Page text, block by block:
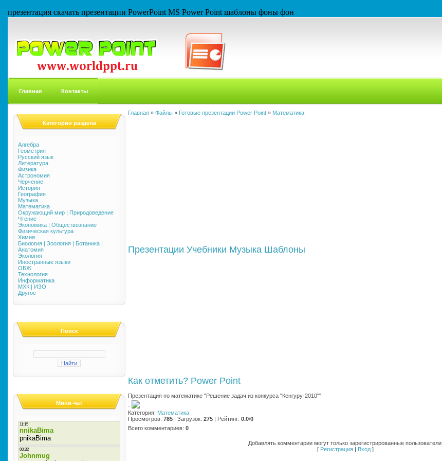
презентация скачать презентации PowerPoint MS Power Point шаблоны фоны фон
Главная Контакты
Категории раздела
Алгебра
Геометрия
Русский язык
Литература
Физика
Астрономия
Черчение
История
География
Музыка
Математика
Окружающий мир | Природоведение
Чтение
Экономика | Обществознание
Физическая культура
Химия
Биология | Зоология | Ботаника |
Анатомия
Экология
Иностранные языки
ОБЖ
Технология
Информатика
МХК | ИЗО
Другое
Поиск
Мини-чат
Главная » Файлы » Готовые презентации Power Point » Математика
Презентации Учебники Музыка Шаблоны
Как отметить? Power Point
Презентация по математике "Решение задач из конкурса "Кенгуру-2010""
·
Категория: Математика
Просмотров: 785 | Загрузок: 275 | Рейтинг: 0.0/0
Всего комментариев: 0
Добавлять комментарии могут только зарегистрированные пользователи.
[ Регистрация | Вход ]